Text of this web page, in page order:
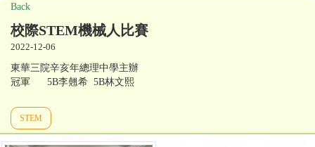
Back
校際STEM機械人比賽
2022-12-06
東華三院辛亥年總理中學主辦
冠軍 5B李翹希 5B林文熙
STEM